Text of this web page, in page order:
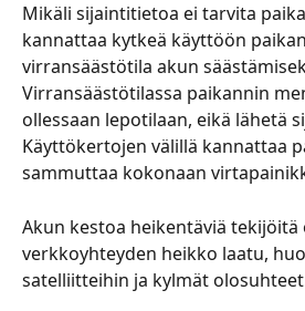
Mikäli sijaintitietoa ei tarvita
kannattaa kytkeä käyttöön
virransäästötila akun
Virransäästötilassa paikannin
ollessaan lepotilaan, eikä lähetä
Käyttökertojen välillä kannattaa
sammuttaa kokonaan
Akun kestoa heikentäviä tekijöitä
verkkoyhteyden heikko laatu,
satelliitteihin ja kylmät